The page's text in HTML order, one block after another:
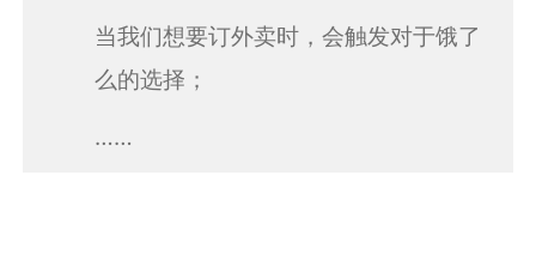
当我们想要订外卖时，会触发对于饿了
么的选择；
……